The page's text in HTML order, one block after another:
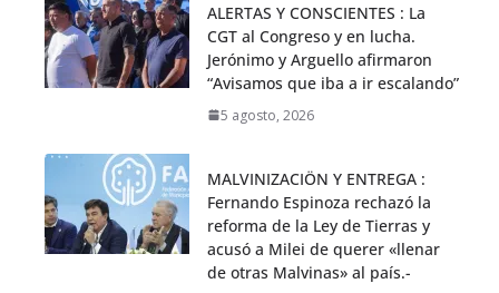
ALERTAS Y CONSCIENTES : La
CGT al Congreso y en lucha.
Jerónimo y Arguello afirmaron
“Avisamos que iba a ir escalando”
5 agosto, 2026
MALVINIZACIÖN Y ENTREGA :
Fernando Espinoza rechazó la
reforma de la Ley de Tierras y
acusó a Milei de querer «llenar
de otras Malvinas» al país.-